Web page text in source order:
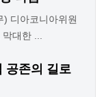
) 디아코니아위원
대한 ...
공존의 길로